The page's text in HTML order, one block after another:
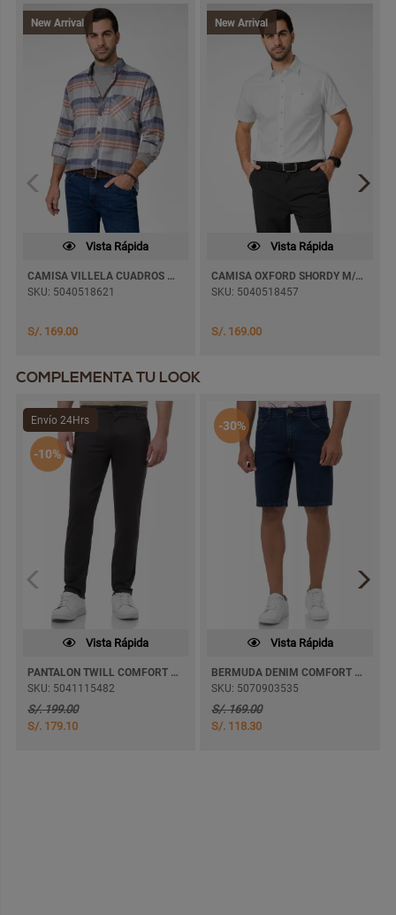
New Arrival
Vista Rápida
CAMISA VILLELA CUADROS MAUROZ M/LARGA
SKU: 5040518621
S/. 169.00
New Arrival
Vista Rápida
CAMISA OXFORD SHORDY M/CORTA
SKU: 5040518457
S/. 169.00
COMPLEMENTA TU LOOK
Envío 24Hrs
-10%
Vista Rápida
PANTALON TWILL COMFORT JAKOV PITILLO
SKU: 5041115482
S/. 199.00
S/. 179.10
-30%
Vista Rápida
BERMUDA DENIM COMFORT BRAULIOZ
SKU: 5070903535
S/. 169.00
S/. 118.30